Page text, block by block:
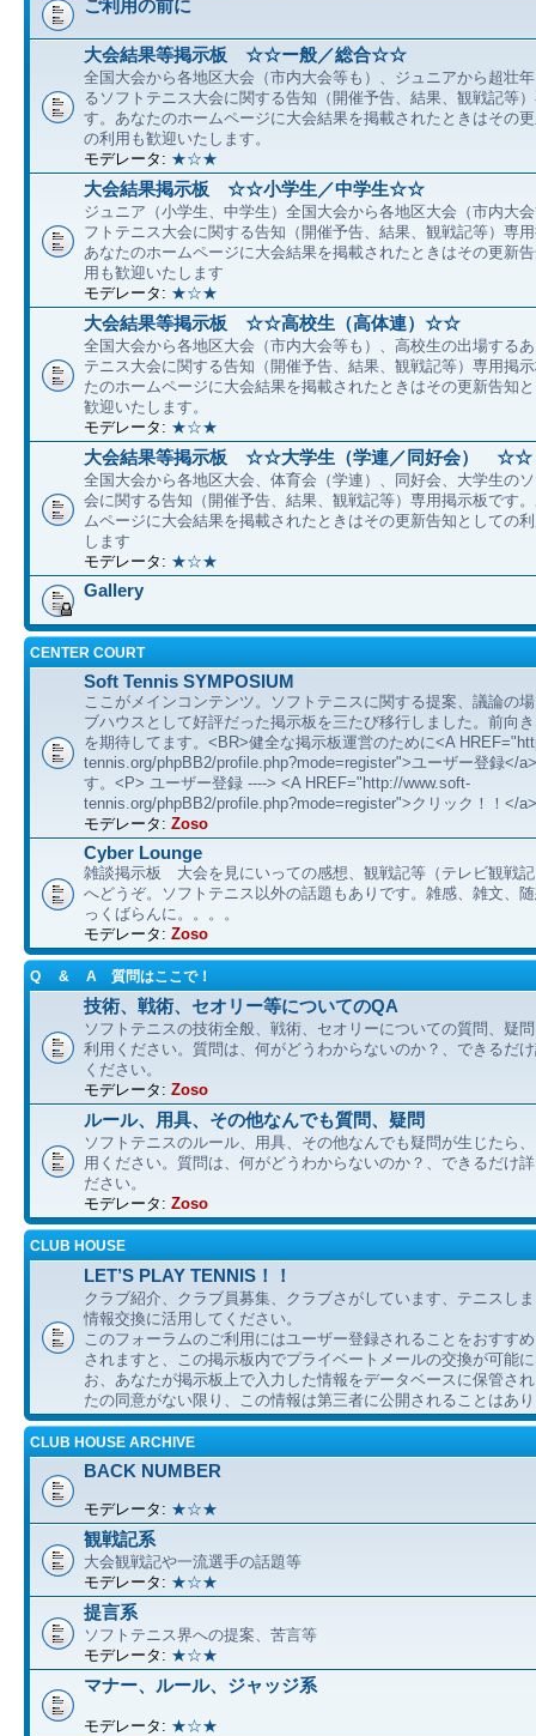
ご利用の前に
大会結果等掲示板 ☆☆ー般／総合☆☆
全国大会から各地区大会（市内大会等も）、ジュニアから超壮
るソフトテニス大会に関する告知（開催予告、結果、観戦記等
す。あなたのホームページに大会結果を掲載されたときはその
の利用も歓迎いたします。
モデレータ: ★☆★
大会結果掲示板 ☆☆小学生／中学生☆☆
ジュニア（小学生、中学生）全国大会から各地区大会（市内大
フトテニス大会に関する告知（開催予告、結果、観戦記等）専
あなたのホームページに大会結果を掲載されたときはその更新
用も歓迎いたします
モデレータ: ★☆★
大会結果等掲示板 ☆☆高校生（高体連）☆☆
全国大会から各地区大会（市内大会等も）、高校生の出場する
テニス大会に関する告知（開催予告、結果、観戦記等）専用掲
たのホームページに大会結果を掲載されたときはその更新告知
歓迎いたします。
モデレータ: ★☆★
大会結果等掲示板 ☆☆大学生（学連／同好会） ☆☆
全国大会から各地区大会、体育会（学連）、同好会、大学生の
会に関する告知（開催予告、結果、観戦記等）専用掲示板です
ムページに大会結果を掲載されたときはその更新告知としての
します
モデレータ: ★☆★
Gallery
CENTER COURT
Soft Tennis SYMPOSIUM
ここがメインコンテンツ。ソフトテニスに関する提案、議論の
ブハウスとして好評だった掲示板を三たび移行しました。前向
を期待してます。<BR>健全な掲示板運営のために<A
tennis.org/phpBB2/profile.php?mode=register">ユーザー登録</
す。<P> ユーザー登録 ----> <A HREF="http://www.soft-
tennis.org/phpBB2/profile.php?mode=register">クリック！！</a>
モデレータ: Zoso
Cyber Lounge
雑談掲示板 大会を見にいっての感想、観戦記等（テレビ観戦
へどうぞ。ソフトテニス以外の話題もありです。雑感、雑文、
っくばらんに。。。。
モデレータ: Zoso
Q & A 質問はここで！
技術、戦術、セオリー等についてのQA
ソフトテニスの技術全般、戦術、セオリーについての質問、疑
利用ください。質問は、何がどうわからないのか？、できるだ
ください。
モデレータ: Zoso
ルール、用具、その他なんでも質問、疑問
ソフトテニスのルール、用具、その他なんでも疑問が生じたら
用ください。質問は、何がどうわからないのか？、できるだけ
ださい。
モデレータ: Zoso
CLUB HOUSE
LET’S PLAY TENNIS！！
クラブ紹介、クラブ員募集、クラブさがしています、テニスし
情報交換に活用してください。
このフォーラムのご利用にはユーザー登録されることをおすす
されますと、この掲示板内でプライベートメールの交換が可能
お、あなたが掲示板上で入力した情報をデータベースに保管さ
たの同意がない限り、この情報は第三者に公開されることはあ
CLUB HOUSE ARCHIVE
BACK NUMBER
モデレータ: ★☆★
観戦記系
大会観戦記や一流選手の話題等
モデレータ: ★☆★
提言系
ソフトテニス界への提案、苦言等
モデレータ: ★☆★
マナー、ルール、ジャッジ系
モデレータ: ★☆★